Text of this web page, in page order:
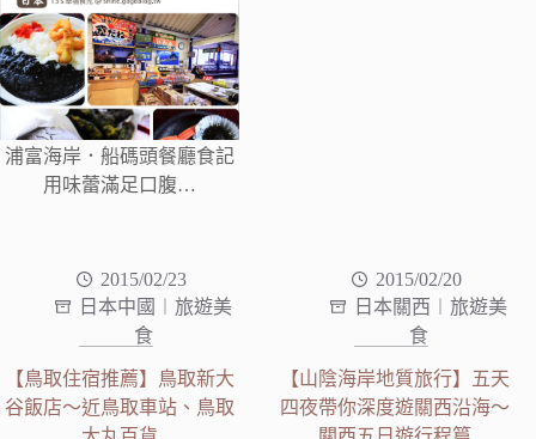
浦富海岸．船碼頭餐廳食記
用味蕾滿足口腹…
2015/02/23
日本中國︱旅遊美
食
【鳥取住宿推薦】鳥取新大
谷飯店～近鳥取車站、鳥取
2015/02/20
日本關西︱旅遊美
食
【山陰海岸地質旅行】五天
四夜帶你深度遊關西沿海～